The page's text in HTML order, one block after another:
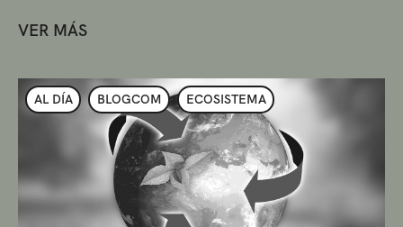
VER MÁS
AL DÍA BLOGCOM ECOSISTEMA